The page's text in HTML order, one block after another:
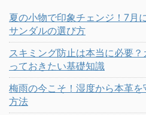
夏の小物で印象チェンジ！7月
サンダルの選び方
スキミング防止は本当に必要
っておきたい基礎知識
梅雨の今こそ！湿度から本革
方法